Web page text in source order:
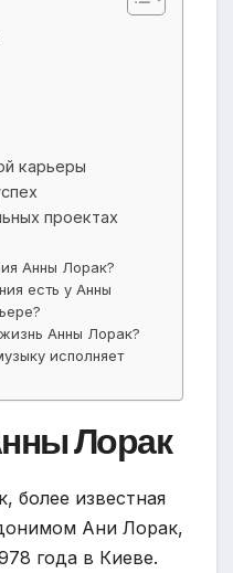
карьеры
проектах
Анны Лорак?
есть у Анны
Анны Лорак?
исполняет
Лорак
более известная
Ани Лорак,
года в Киеве.